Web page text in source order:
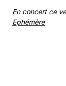
En concert ce
Ephémère